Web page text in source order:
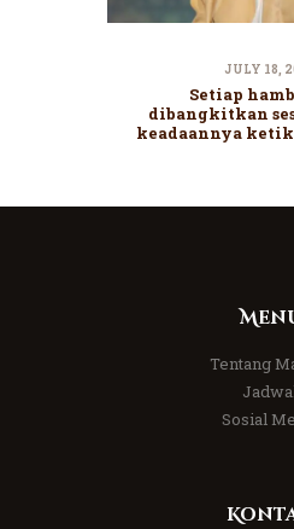
JULY 18,
Setiap
dibangkitkan
keadaannya
Tentang
Sosial